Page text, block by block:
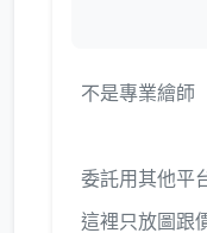
不是專業繪師
委託用其他平
這裡只放圖跟